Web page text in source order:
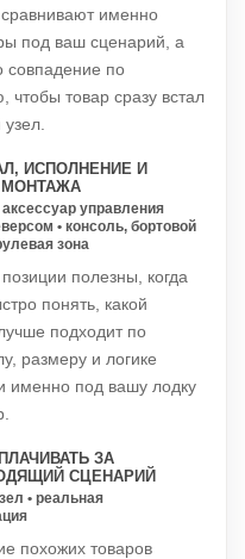
именно
под ваш сценарий, а
совпадение по
чтобы товар сразу встал
ИСПОЛНЕНИЕ И
управления
• консоль, бортовой
зона
полезны, когда
понять, какой
подходит по
размеру и логике
именно под вашу лодку
ЗА
СЦЕНАРИЙ
• реальная
похожих товаров